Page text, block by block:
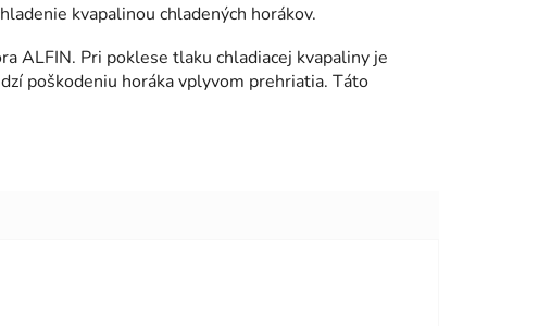
kvapalinou chladených horákov.
ALFIN. Pri poklese tlaku chladiacej kvapaliny je
poškodeniu horáka vplyvom prehriatia. Táto
5 z 5 hviezdičiek.